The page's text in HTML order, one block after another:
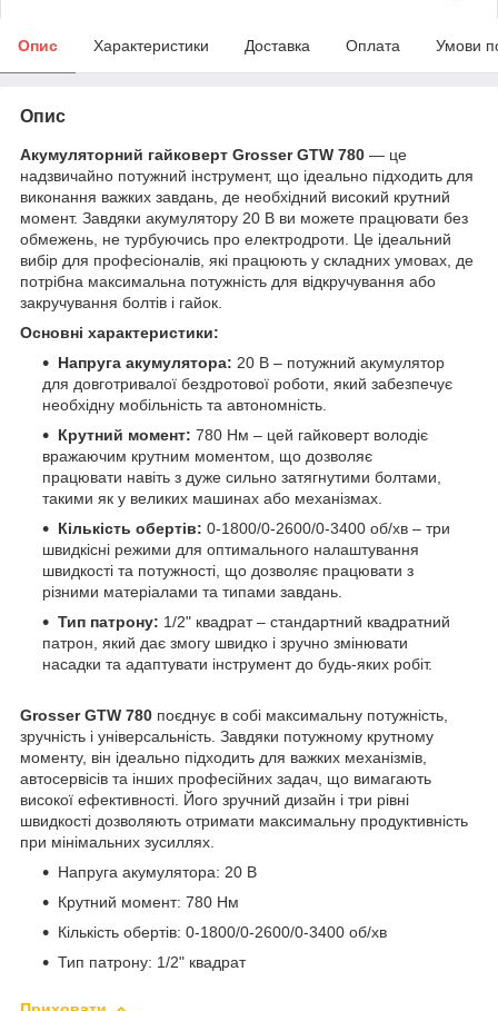
Опис Характеристики Доставка Оплата Умови
Опис
Акумуляторний гайковерт Grosser GTW 780 — це
надзвичайно потужний інструмент, що ідеально підходить для
виконання важких завдань, де необхідний високий крутний
момент. Завдяки акумулятору 20 В ви можете працювати без
обмежень, не турбуючись про електродроти. Це ідеальний
вибір для професіоналів, які працюють у складних умовах, де
потрібна максимальна потужність для відкручування або
закручування болтів і гайок.
Основні характеристики:
Напруга акумулятора: 20 В – потужний акумулятор
для довготривалої бездротової роботи, який забезпечує
необхідну мобільність та автономність.
Крутний момент: 780 Нм – цей гайковерт володіє
вражаючим крутним моментом, що дозволяє
працювати навіть з дуже сильно затягнутими болтами,
такими як у великих машинах або механізмах.
Кількість обертів: 0-1800/0-2600/0-3400 об/хв – три
швидкісні режими для оптимального налаштування
швидкості та потужності, що дозволяє працювати з
різними матеріалами та типами завдань.
Тип патрону: 1/2" квадрат – стандартний квадратний
патрон, який дає змогу швидко і зручно змінювати
насадки та адаптувати інструмент до будь-яких робіт.
Grosser GTW 780 поєднує в собі максимальну потужність,
зручність і універсальність. Завдяки потужному крутному
моменту, він ідеально підходить для важких механізмів,
автосервісів та інших професійних задач, що вимагають
високої ефективності. Його зручний дизайн і три рівні
швидкості дозволяють отримати максимальну продуктивність
при мінімальних зусиллях.
Напруга акумулятора: 20 В
Крутний момент: 780 Hм
Кількість обертів: 0-1800/0-2600/0-3400 об/хв
Тип патрону: 1/2" квадрат